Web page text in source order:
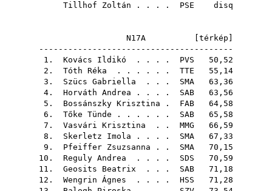
Tillhof Zoltán . . . . PSE disq
N17A [ térkép
----------------------------------------
1. Kovács Ildikó . . . . PVS 50,52
2. Tóth Réka . . . . . . TTE 55,14
3. Szücs Gabriella . . . SMA 63,36
4. Horváth Andrea . . . . SAB 63,56
5. Bossánszky Krisztina . FAB 64,58
6. Tőke Tünde . . . . . . SAB 65,58
7. Vasvári Krisztina . . MMG 66,59
8. Skerletz Imola . . . . SMA 67,33
9. Pfeiffer Zsuzsanna . . SMA 70,15
10. Reguly Andrea . . . . SDS 70,59
11. Geosits Beatrix . . . SAB 71,18
12. Wengrin Ágnes . . . . HSS 71,28